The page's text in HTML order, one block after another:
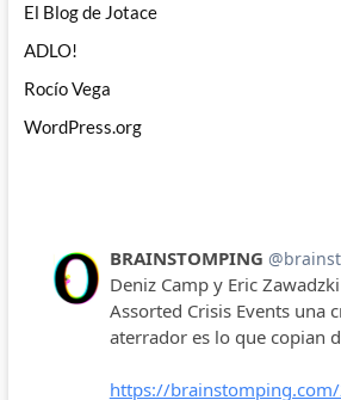
El Blog de Jotace
ADLO!
Rocío Vega
WordPress.org